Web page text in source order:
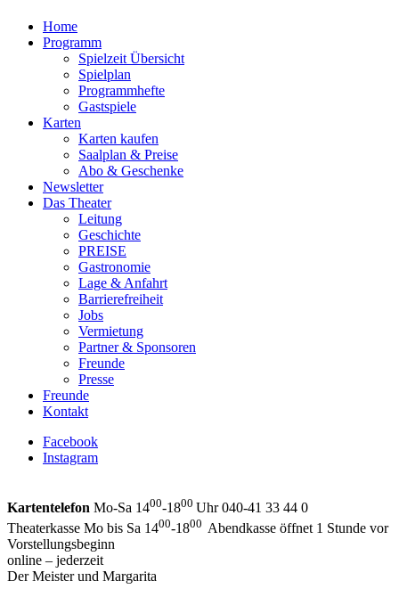
Home
Programm
Spielzeit Übersicht
Spielplan
Programmhefte
Gastspiele
Karten
Karten kaufen
Saalplan & Preise
Abo & Geschenke
Newsletter
Das Theater
Leitung
Geschichte
PREISE
Gastronomie
Lage & Anfahrt
Barrierefreiheit
Jobs
Vermietung
Partner & Sponsoren
Freunde
Presse
Freunde
Kontakt
Facebook
Instagram
Kartentelefon Mo-Sa 1400-1800 Uhr 040-41 33 44 0
Theaterkasse Mo bis Sa 1400-1800 Abendkasse öffnet 1 Stunde vor
Vorstellungsbeginn
online – jederzeit
Der Meister und Margarita